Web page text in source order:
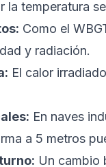
la temperatura
Como el
y radiación.
El calor
En naves
a 5 metros
Un cambio